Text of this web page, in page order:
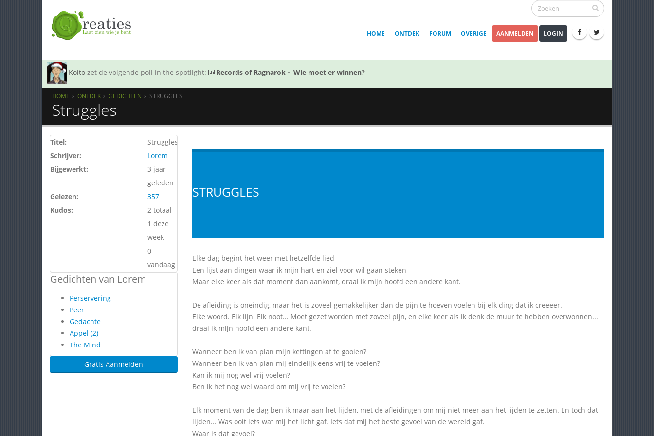
HOME ONTDEK FORUM OVERIGE AANMELDEN LOGIN
Koito zet de volgende poll in the spotlight: Records of Ragnarok ~ Wie moet er winnen?
HOME ONTDEK GEDICHTEN STRUGGLES
Struggles
Titel:
Struggles
Schrijver:
Lorem
Bijgewerkt:
3 jaar
geleden
Gelezen:
357
Kudos:
2 totaal
1 deze
week
0
vandaag
Gedichten van Lorem
Perservering
Peer
Gedachte
Appel (2)
The Mind
Gratis Aanmelden
STRUGGLES
Elke dag begint het weer met hetzelfde lied
Een lijst aan dingen waar ik mijn hart en ziel voor wil gaan steken
Maar elke keer als dat moment dan aankomt, draai ik mijn hoofd een andere kant.
De afleiding is oneindig, maar het is zoveel gemakkelijker dan de pijn te hoeven voelen bij elk ding dat ik creeëer.
Elke woord. Elk lijn. Elk noot... Moet gezet worden met zoveel pijn, en elke keer als ik denk de muur te hebben overwonnen...
draai ik mijn hoofd een andere kant.
Wanneer ben ik van plan mijn kettingen af te gooien?
Wanneer ben ik van plan mij eindelijk eens vrij te voelen?
Kan ik mij nog wel vrij voelen?
Ben ik het nog wel waard om mij vrij te voelen?
Elk moment van de dag ben ik maar aan het lijden, met de afleidingen om mij niet meer aan het lijden te zetten. En toch dat
lijden... Was ooit iets wat mij het licht gaf. Iets dat mij het beste gevoel van de wereld gaf.
Waar is dat gevoel?